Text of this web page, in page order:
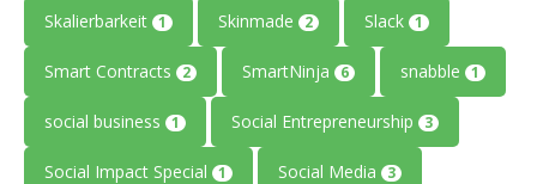
Skalierbarkeit 1 Skinmade 2 Slack 1
Smart Contracts 2 SmartNinja 6 snabble 1
social business 1 Social Entrepreneurship 3
Social Impact Special 1 Social Media 3